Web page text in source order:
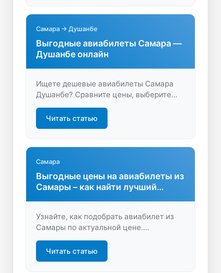
Самара → Душанбе
Выгодные авиабилеты Самара —
Душанбе онлайн
Ищете дешевые авиабилеты Самара
Душанбе? Сравните цены, выберите
удобные рейсы и купите билет онлайн
за пару минут. Удобный поиск и
выгодные предложения ждут вас на
Читать статью
Самара
Выгодные цены на авиабилеты из
Самары – как найти лучший
Узнайте, как подобрать авиабилет из
Самары по актуальной цене.
экономии и удобный поиск на
LastBilet.ru — всё для вашего
Читать статью